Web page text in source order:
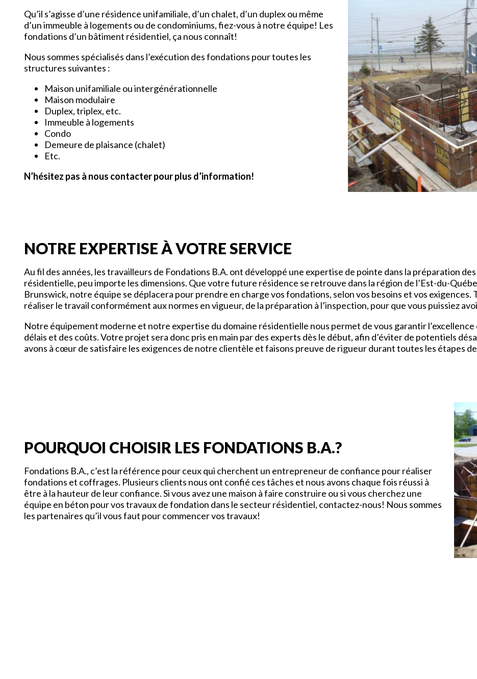
Qu’il s’agisse d’une résidence unifamiliale, d’un chalet, d’un duplex ou même
d’un immeuble à logements ou de condominiums, fiez-vous à notre équipe! Les
fondations d’un bâtiment résidentiel, ça nous connaît!
Nous sommes spécialisés dans l’exécution des fondations pour toutes les
structures suivantes :
Maison unifamiliale ou intergénérationnelle
Maison modulaire
Duplex, triplex, etc.
Immeuble à logements
Condo
Demeure de plaisance (chalet)
Etc.
N’hésitez pas à nous contacter pour plus d’information!
NOTRE EXPERTISE À VOTRE SERVICE
Au fil des années, les travailleurs de Fondations B.A. ont développé une expertise de pointe dans la préparation
résidentielle, peu importe les dimensions. Que votre future résidence se retrouve dans la région de l’Est-du-
Brunswick, notre équipe se déplacera pour prendre en charge vos fondations, selon vos besoins et vos exigences.
réaliser le travail conformément aux normes en vigueur, de la préparation à l’inspection, pour que vous puissiez
Notre équipement moderne et notre expertise du domaine résidentielle nous permet de vous garantir l’excellence
délais et des coûts. Votre projet sera donc pris en main par des experts dès le début, afin d’éviter de potentiels
avons à cœur de satisfaire les exigences de notre clientèle et faisons preuve de rigueur durant toutes les étapes
POURQUOI CHOISIR LES FONDATIONS B.A.?
Fondations B.A., c’est la référence pour ceux qui cherchent un entrepreneur de confiance pour réaliser
fondations et coffrages. Plusieurs clients nous ont confié ces tâches et nous avons chaque fois réussi à
être à la hauteur de leur confiance. Si vous avez une maison à faire construire ou si vous cherchez une
équipe en béton pour vos travaux de fondation dans le secteur résidentiel, contactez-nous! Nous sommes
les partenaires qu’il vous faut pour commencer vos travaux!